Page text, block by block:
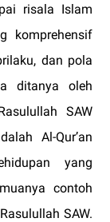
risala Islam
komprehensif
dan pola
ditanya oleh
SAW
Al-Qur’an
yang
contoh
SAW.